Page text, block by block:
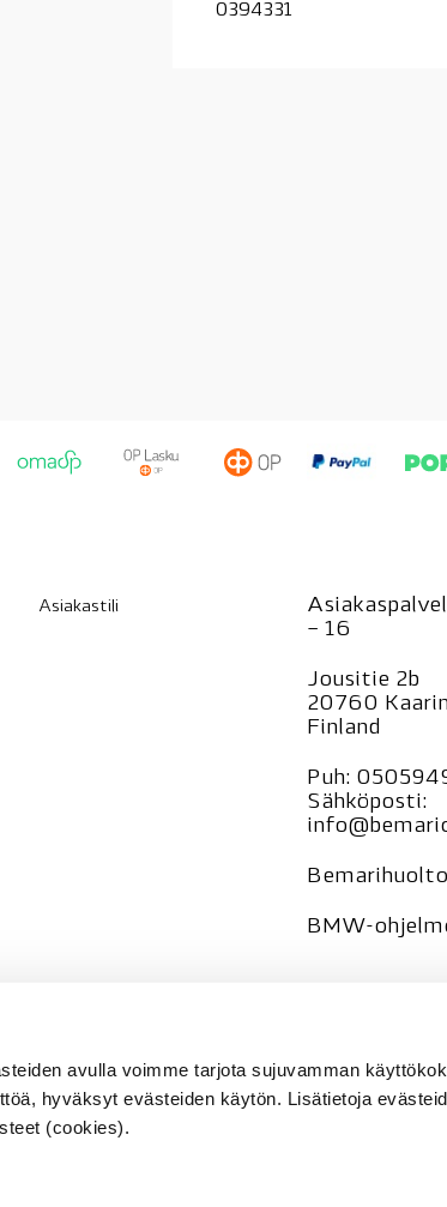
avulla voimme tarjota sujuvamman
hyväksyt evästeiden käytön. Lisätietoja
(cookies).
0394331
Asiakastili
– 16
Jousitie 2b
20760
Finland
Puh:
Sähköposti:
BMW-
Rekisteri